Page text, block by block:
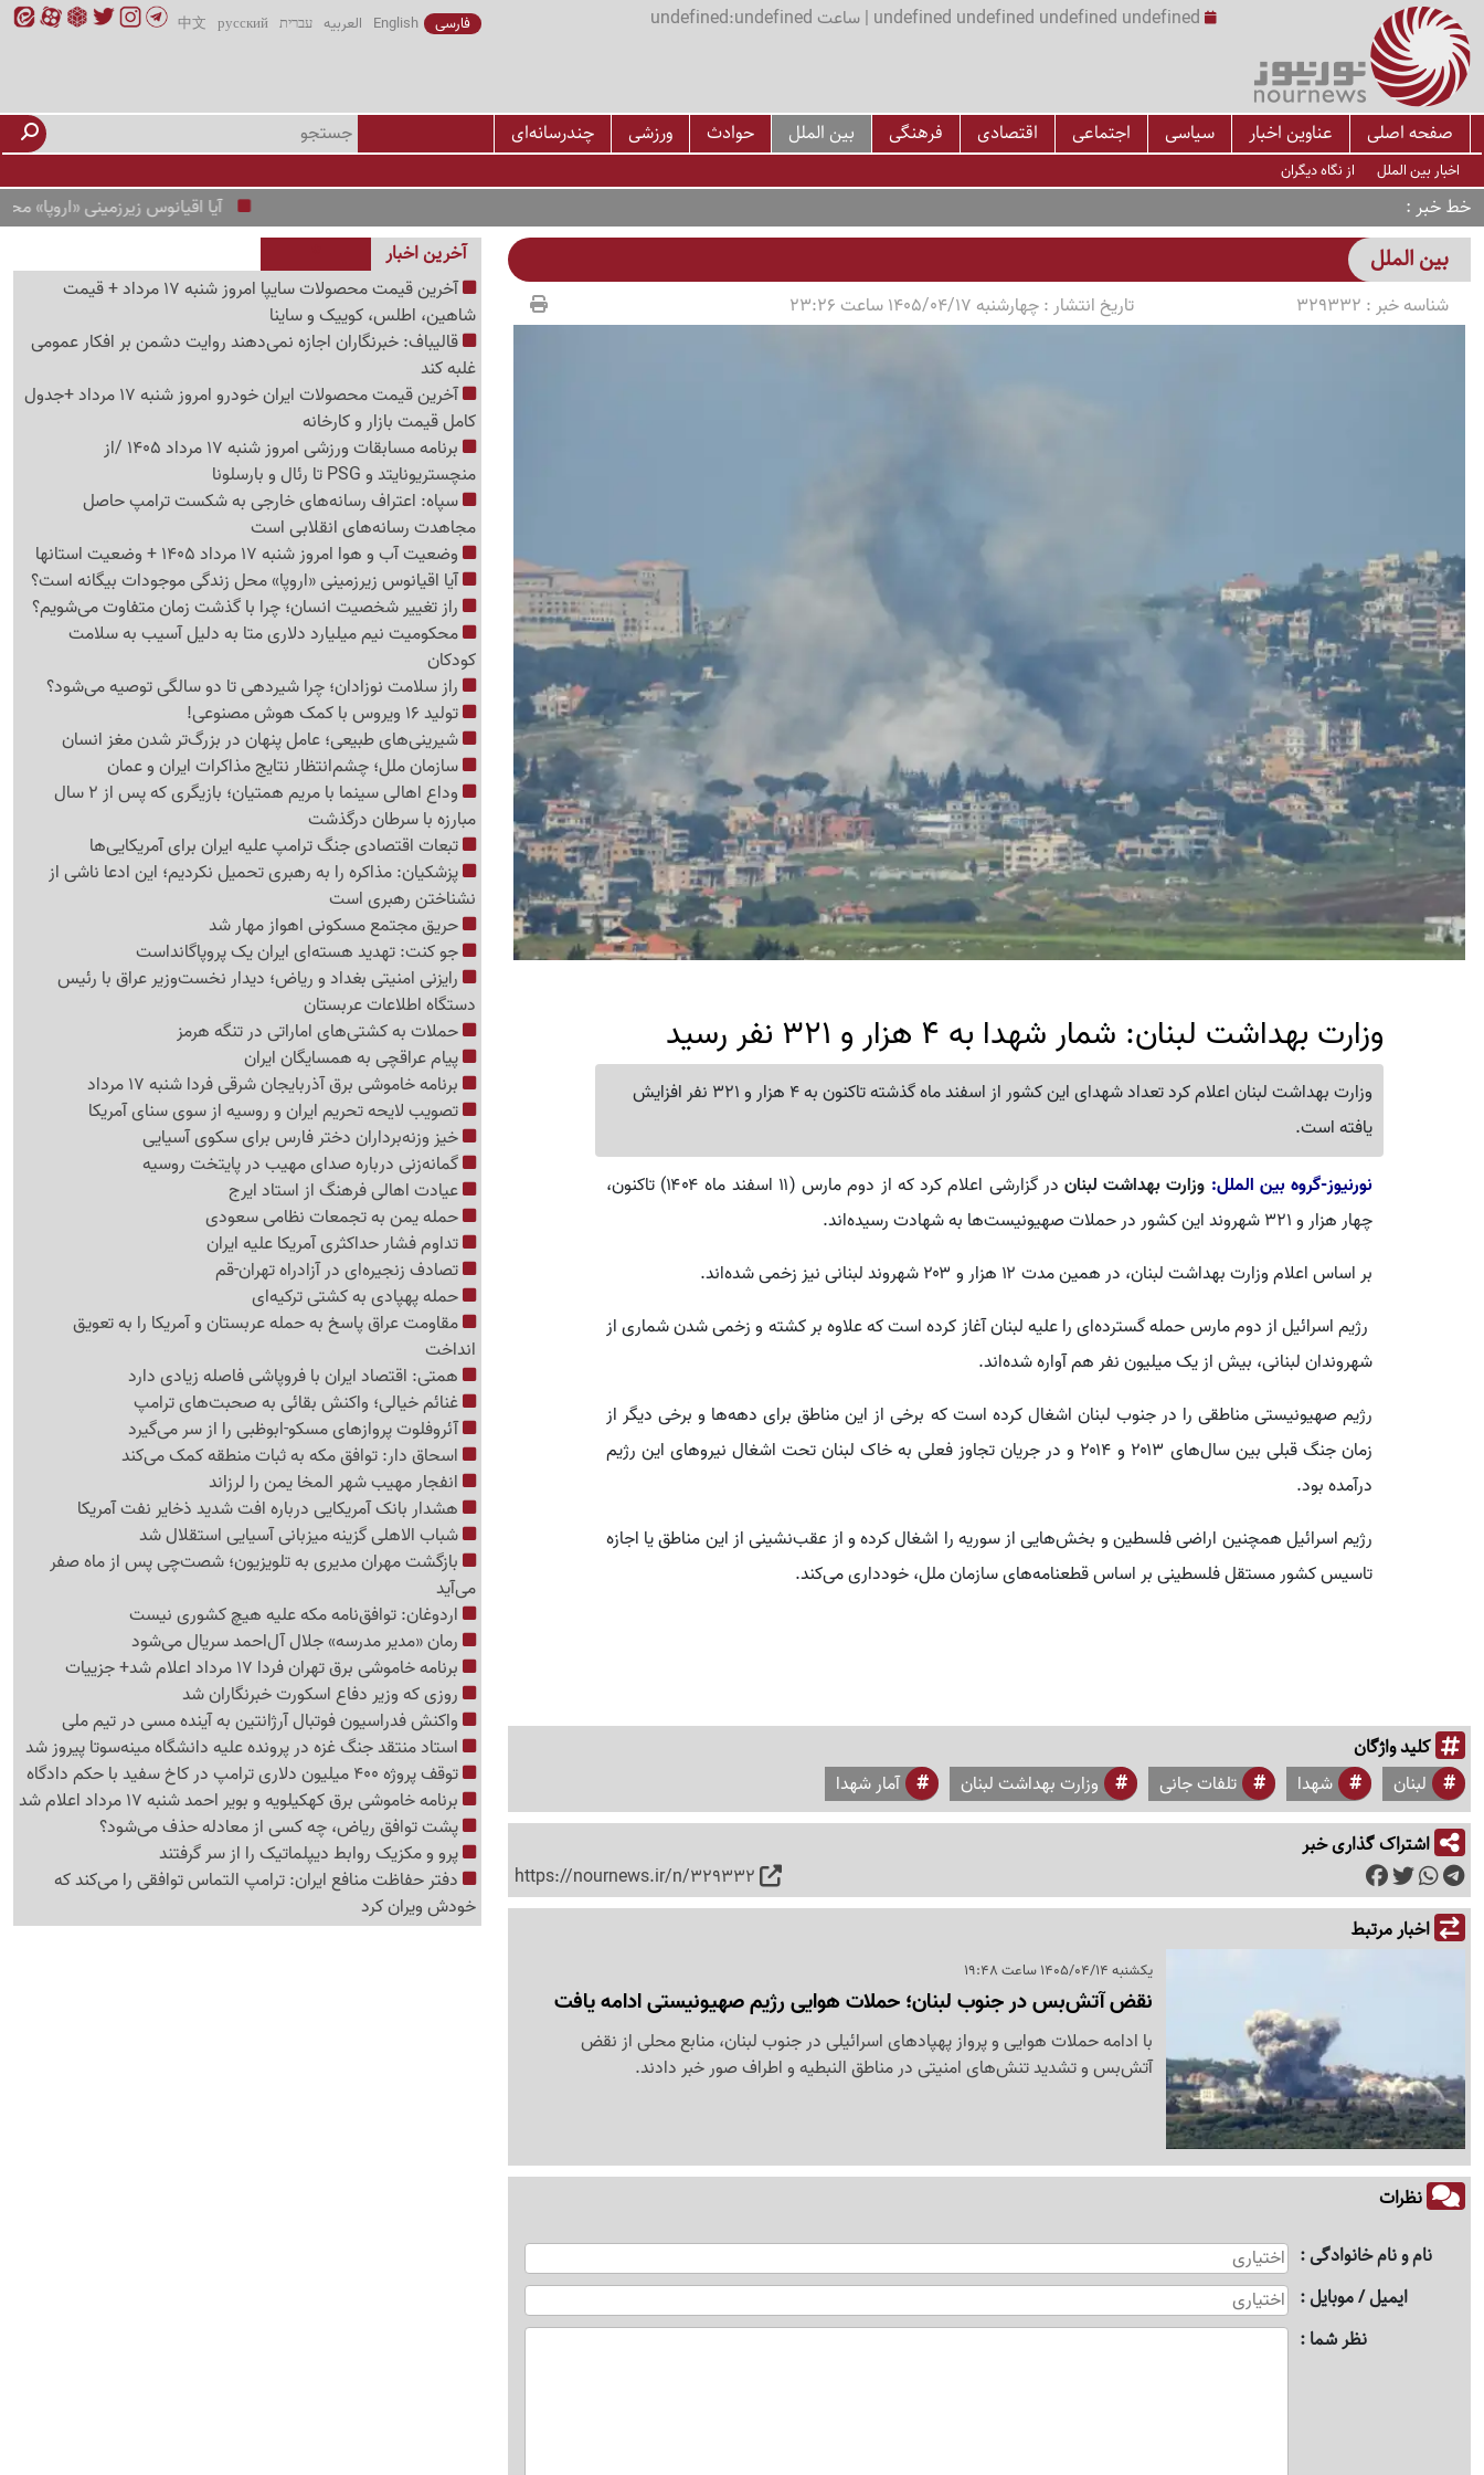
undefined undefined undefined undefined | ساعت undefined:undefined فارسی English العربیه עברית русский
中文
صفحه اصلی عناوین اخبار سیاسی اجتماعی اقتصادی فرهنگی بین الملل حوادث ورزشی چندرسانه‌ای
اخبار بین الملل از نگاه دیگران
خط خبر آیا اقیانوس زیرزمینی «اروپا» محل
بین الملل
شناسه خبر : 329332 تاریخ انتشار :چهارشنبه 1405/04/17 ساعت 23:26
وزارت بهداشت لبنان: شمار شهدا به 4 هزار و 321 نفر رسید
وزارت بهداشت لبنان اعلام کرد تعداد شهدای این کشور از اسفند ماه گذشته تاکنون به 4 هزار و 321 نفر افزایش
یافته است.
نورنیوز-گروه بین الملل: وزارت بهداشت لبنان
در گزارشی اعلام کرد که از دوم مارس (۱۱ اسفند ماه ۱۴۰۴) تاکنون،
چهار هزار و ۳۲۱ شهروند این کشور در حملات صهیونیست‌ها به شهادت رسیده‌اند.
بر اساس اعلام وزارت بهداشت لبنان، در همین مدت ۱۲ هزار و ۲۰۳ شهروند لبنانی نیز زخمی شده‌اند.
رژیم اسرائیل از دوم مارس حمله گسترده‌ای را علیه لبنان آغاز کرده است که علاوه بر کشته و زخمی شدن شماری از
شهروندان لبنانی، بیش از یک میلیون نفر هم آواره شده‌اند.
رژیم صهیونیستی مناطقی را در جنوب لبنان اشغال کرده است که برخی از این مناطق برای دهه‌ها و برخی دیگر از
زمان جنگ قبلی بین سال‌های ۲۰۱۳ و ۲۰۱۴ و در جریان تجاوز فعلی به خاک لبنان تحت اشغال نیروهای این رژیم
درآمده بود.
رژیم اسرائیل همچنین اراضی فلسطین و بخش‌هایی از سوریه را اشغال کرده و از عقب‌نشینی از این مناطق یا اجازه
تاسیس کشور مستقل فلسطینی بر اساس قطعنامه‌های سازمان ملل، خودداری می‌کند.
کلید واژگان
لبنان شهدا تلفات جانی وزارت بهداشت لبنان آمار شهدا
اشتراک گذاری خبر
https://nournews.ir/n/329332
اخبار مرتبط
یکشنبه 1405/04/14 ساعت 19:48
نقض آتش‌بس در جنوب لبنان؛ حملات هوایی رژیم صهیونیستی ادامه یافت
با ادامه حملات هوایی و پرواز پهپادهای اسرائیلی در جنوب لبنان، منابع محلی از نقض
آتش‌بس و تشدید تنش‌های امنیتی در مناطق النبطیه و اطراف صور خبر دادند.
نظرات
نام و نام خانوادگی
ایمیل / موبایل
نظر شما
آخرین اخبار
آخرین قیمت محصولات سایپا امروز شنبه 17 مرداد + قیمت
شاهین، اطلس، کوییک و ساینا
قالیباف: خبرنگاران اجازه نمی‌دهند روایت دشمن بر افکار عمومی
غلبه کند
آخرین قیمت محصولات ایران خودرو امروز شنبه 17 مرداد +جدول
کامل قیمت بازار و کارخانه
برنامه مسابقات ورزشی امروز شنبه 17 مرداد 1405 /از
منچستریونایتد و PSG تا رئال و بارسلونا
سپاه: اعتراف رسانه‌های خارجی به شکست ترامپ حاصل
مجاهدت رسانه‌های انقلابی است
وضعیت آب و هوا امروز شنبه 17 مرداد 1405 + وضعیت استانها
آیا اقیانوس زیرزمینی «اروپا» محل زندگی موجودات بیگانه است؟
راز تغییر شخصیت انسان؛ چرا با گذشت زمان متفاوت می‌شویم؟
محکومیت نیم میلیارد دلاری متا به دلیل آسیب به سلامت
کودکان
راز سلامت نوزادان؛ چرا شیردهی تا دو سالگی توصیه می‌شود؟
تولید 16 ویروس با کمک هوش مصنوعی!
شیرینی‌های طبیعی؛ عامل پنهان در بزرگ‌تر شدن مغز انسان
سازمان ملل؛ چشم‌انتظار نتایج مذاکرات ایران و عمان
وداع اهالی سینما با مریم همتیان؛ بازیگری که پس از 2 سال
مبارزه با سرطان درگذشت
تبعات اقتصادی جنگ ترامپ علیه ایران برای آمریکایی‌ها
پزشکیان: مذاکره را به رهبری تحمیل نکردیم؛ این ادعا ناشی از
نشناختن رهبری است
حریق مجتمع مسکونی اهواز مهار شد
جو کنت: تهدید هسته‌ای ایران یک پروپاگانداست
رایزنی امنیتی بغداد و ریاض؛ دیدار نخست‌وزیر عراق با رئیس
دستگاه اطلاعات عربستان
حملات به کشتی‌های اماراتی در تنگه هرمز
پیام عراقچی به همسایگان ایران
برنامه خاموشی برق آذربایجان شرقی فردا شنبه 17 مرداد
تصویب لایحه تحریم ایران و روسیه از سوی سنای آمریکا
خیز وزنه‌برداران دختر فارس برای سکوی آسیایی
گمانه‌زنی درباره صدای مهیب در پایتخت روسیه
عیادت اهالی فرهنگ از استاد ایرج
حمله یمن به تجمعات نظامی سعودی
تداوم فشار حداکثری آمریکا علیه ایران
تصادف زنجیره‌ای در آزادراه تهران-قم
حمله پهپادی به کشتی ترکیه‌ای
مقاومت عراق پاسخ به حمله عربستان و آمریکا را به تعویق
انداخت
همتی: اقتصاد ایران با فروپاشی فاصله زیادی دارد
غنائم خیالی؛ واکنش بقائی به صحبت‌های ترامپ
آئروفلوت پروازهای مسکو-ابوظبی را از سر می‌گیرد
اسحاق دار: توافق مکه به ثبات منطقه کمک می‌کند
انفجار مهیب شهر المخا یمن را لرزاند
هشدار بانک آمریکایی درباره افت شدید ذخایر نفت آمریکا
شباب الاهلی گزینه میزبانی آسیایی استقلال شد
بازگشت مهران مدیری به تلویزیون؛ شصت‌چی پس از ماه صفر
می‌آید
اردوغان: توافق‌نامه مکه علیه هیچ کشوری نیست
رمان «مدیر مدرسه» جلال آل‌احمد سریال می‌شود
برنامه خاموشی برق تهران فردا 17 مرداد اعلام شد+ جزییات
روزی که وزیر دفاع اسکورت خبرنگاران شد
واکنش فدراسیون فوتبال آرژانتین به آینده مسی در تیم ملی
استاد منتقد جنگ غزه در پرونده علیه دانشگاه مینه‌سوتا پیروز شد
توقف پروژه 400 میلیون دلاری ترامپ در کاخ سفید با حکم دادگاه
برنامه خاموشی برق کهکیلویه و بویر احمد شنبه 17 مرداد اعلام شد
پشت توافق ریاض، چه کسی از معادله حذف می‌شود؟
پرو و مکزیک روابط دیپلماتیک را از سر گرفتند
دفتر حفاظت منافع ایران: ترامپ التماس توافقی را می‌کند که
خودش ویران کرد